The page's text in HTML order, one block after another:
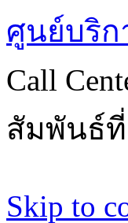
ศูนย์บริก
Call
สัมพันธ์
Skip to